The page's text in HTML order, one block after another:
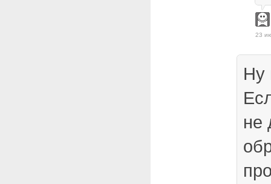
23
Ну
не